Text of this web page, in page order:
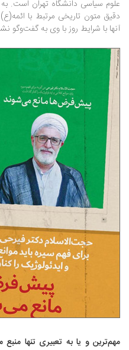
علوم سیاسی دانشگاه تهران است.
دقیق متون تاریخی مرتبط با
آنها با شرایط روز با وی به گفت‌وگو
مهم‌ترین و یا به تعبیری تنها